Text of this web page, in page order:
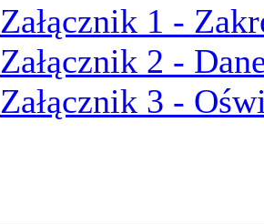
Załącznik 1 -
Załącznik 2 -
Załącznik 3 -